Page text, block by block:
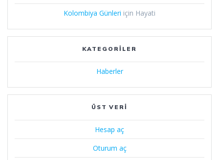
Kolombiya Günleri için Hayati
KATEGORILER
Haberler
ÜST VERI
Hesap aç
Oturum aç